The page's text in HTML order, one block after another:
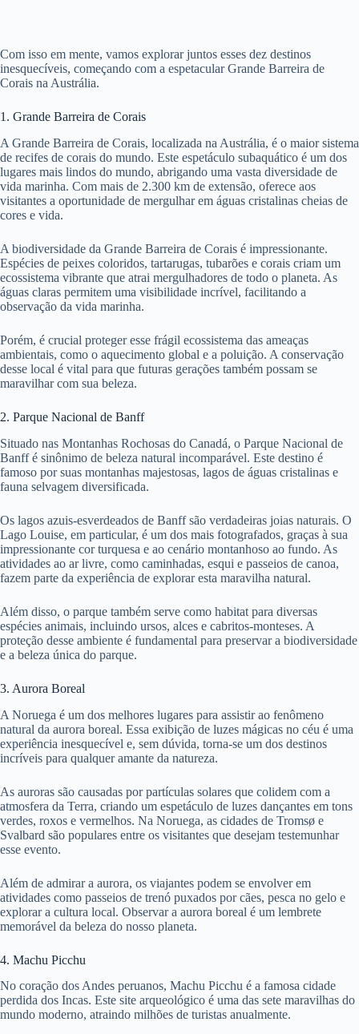
Com isso em mente, vamos explorar juntos esses dez destinos
inesquecíveis, começando com a espetacular Grande Barreira de
Corais na Austrália.
1. Grande Barreira de Corais
A Grande Barreira de Corais, localizada na Austrália, é o maior sistema
de recifes de corais do mundo. Este espetáculo subaquático é um dos
lugares mais lindos do mundo, abrigando uma vasta diversidade de
vida marinha. Com mais de 2.300 km de extensão, oferece aos
visitantes a oportunidade de mergulhar em águas cristalinas cheias de
cores e vida.
A biodiversidade da Grande Barreira de Corais é impressionante.
Espécies de peixes coloridos, tartarugas, tubarões e corais criam um
ecossistema vibrante que atrai mergulhadores de todo o planeta. As
águas claras permitem uma visibilidade incrível, facilitando a
observação da vida marinha.
Porém, é crucial proteger esse frágil ecossistema das ameaças
ambientais, como o aquecimento global e a poluição. A conservação
desse local é vital para que futuras gerações também possam se
maravilhar com sua beleza.
2. Parque Nacional de Banff
Situado nas Montanhas Rochosas do Canadá, o Parque Nacional de
Banff é sinônimo de beleza natural incomparável. Este destino é
famoso por suas montanhas majestosas, lagos de águas cristalinas e
fauna selvagem diversificada.
Os lagos azuis-esverdeados de Banff são verdadeiras joias naturais. O
Lago Louise, em particular, é um dos mais fotografados, graças à sua
impressionante cor turquesa e ao cenário montanhoso ao fundo. As
atividades ao ar livre, como caminhadas, esqui e passeios de canoa,
fazem parte da experiência de explorar esta maravilha natural.
Além disso, o parque também serve como habitat para diversas
espécies animais, incluindo ursos, alces e cabritos-monteses. A
proteção desse ambiente é fundamental para preservar a biodiversidade
e a beleza única do parque.
3. Aurora Boreal
A Noruega é um dos melhores lugares para assistir ao fenômeno
natural da aurora boreal. Essa exibição de luzes mágicas no céu é uma
experiência inesquecível e, sem dúvida, torna-se um dos destinos
incríveis para qualquer amante da natureza.
As auroras são causadas por partículas solares que colidem com a
atmosfera da Terra, criando um espetáculo de luzes dançantes em tons
verdes, roxos e vermelhos. Na Noruega, as cidades de Tromsø e
Svalbard são populares entre os visitantes que desejam testemunhar
esse evento.
Além de admirar a aurora, os viajantes podem se envolver em
atividades como passeios de trenó puxados por cães, pesca no gelo e
explorar a cultura local. Observar a aurora boreal é um lembrete
memorável da beleza do nosso planeta.
4. Machu Picchu
No coração dos Andes peruanos, Machu Picchu é a famosa cidade
perdida dos Incas. Este site arqueológico é uma das sete maravilhas do
mundo moderno, atraindo milhões de turistas anualmente.